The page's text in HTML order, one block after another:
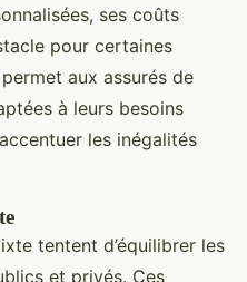
ses coûts
pour certaines
aux assurés de
à leurs besoins
les inégalités
tentent d’équilibrer les
et privés. Ces